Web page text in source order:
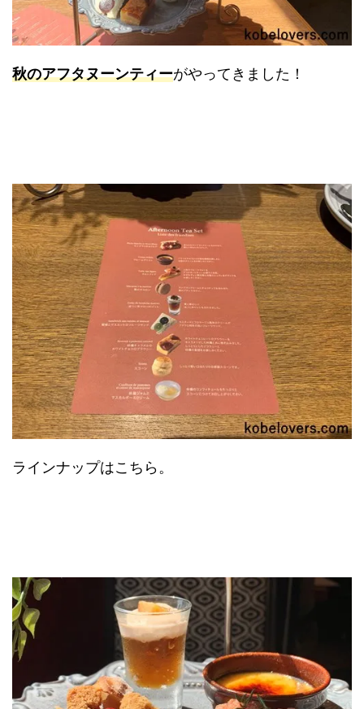
秋のアフタヌーンティーがやってきました！
ラインナップはこちら。